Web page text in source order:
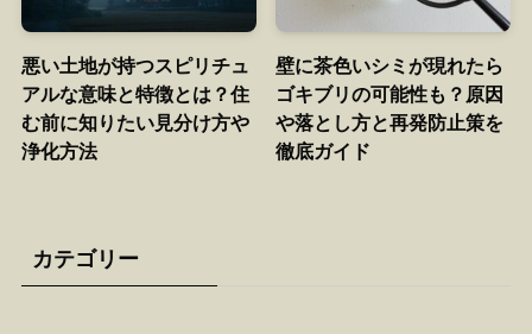
悪い土地が持つスピリチュ
アルな意味と特徴とは？住
む前に知りたい見分け方や
浄化方法
壁に茶色いシミが現れたら
ゴキブリの可能性も？原因
や落とし方と再発防止策を
徹底ガイド
カテゴリー